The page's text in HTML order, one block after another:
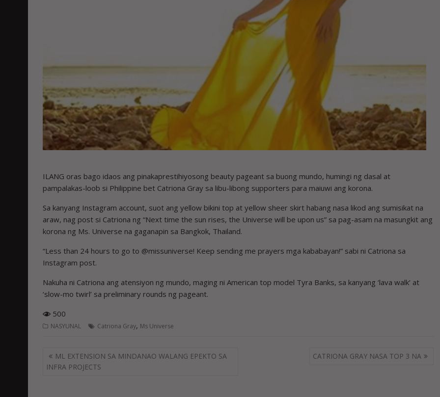
ILANG oras bago idaos ang pinakaprestihiyosong beauty pageant sa buong mundo, humingi ng dasal at
pampalakas-loob si Philippine bet Catriona Gray sa libu-libong supporters para maiuwi ang korona.
Sa kanyang Instagram account, suot ang yellow bikini top at yellow sheer skirt habang nasa likod ang sumisikat na
araw, nag post si Catriona ng “Next time the sun rises, the Universe will be upon us” sa pag-asam na masungkit ang
korona ng Ms. Universe na gaganapin sa Bangkok, Thailand.
“Less than 24 hours to go to @missuniverse! Keep sending me prayers mga kababayan!” sabi ni Catriona sa
Instagram post.
Nakuha ni Catriona ang atensiyon ng mundo, maging ni American top model Tyra Banks, sa kanyang ‘lava walk’ at
‘slow-mo twirl’ sa preliminary rounds ng pageant.
500
NASYUNAL Catriona Gray, Ms Universe
Post
navigation
ML EXTENSION SA MINDANAO WALANG EPEKTO SA
INFRA PROJECTS
CATRIONA GRAY NASA TOP 3 NA